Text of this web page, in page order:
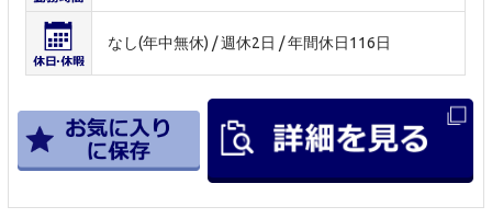
なし(年中無休) / 週休2日 / 年間休日116日